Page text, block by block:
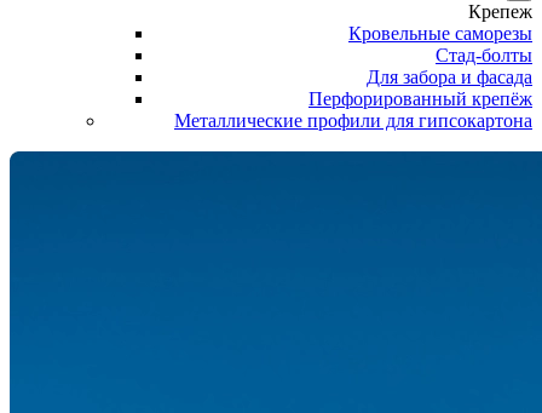
Крепеж
Кровельные саморезы
Стад-болты
Для забора и фасада
Перфорированный крепёж
Металлические профили для гипсокартона